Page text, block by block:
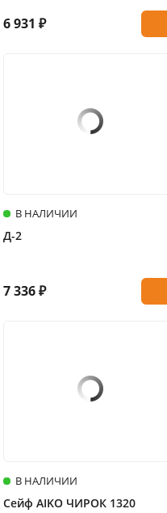
6 931 ₽
В НАЛИЧИИ
Д-2
7 336 ₽
В НАЛИЧИИ
Сейф AIKO ЧИРОК 1320